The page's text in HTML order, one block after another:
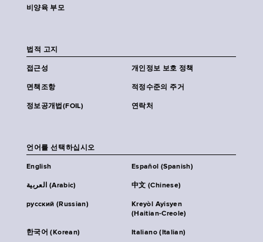
비양육 부모
법적 고지
접근성 개인정보 보호 정책
면책조항 적정수준의 주거
정보공개법(FOIL) 연락처
언어를 선택하십시오
English Español (Spanish)
العربية (Arabic) 中文 (Chinese)
русский (Russian)
Kreyòl Ayisyen
(Haitian-Creole)
한국어 (Korean) Italiano (Italian)